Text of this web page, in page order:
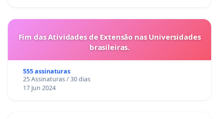
Fim das Atividades de Extensão nas Universidades
brasileiras.
555 assinaturas
25 Assinaturas / 30 dias
17 Jun 2024